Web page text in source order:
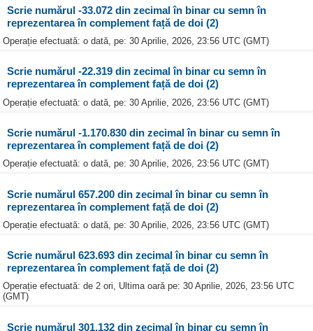
Scrie numărul -33.072 din zecimal în binar cu semn în
reprezentarea în complement față de doi (2)
Operație efectuată: o dată, pe: 30 Aprilie, 2026, 23:56 UTC (GMT)
Scrie numărul -22.319 din zecimal în binar cu semn în
reprezentarea în complement față de doi (2)
Operație efectuată: o dată, pe: 30 Aprilie, 2026, 23:56 UTC (GMT)
Scrie numărul -1.170.830 din zecimal în binar cu semn în
reprezentarea în complement față de doi (2)
Operație efectuată: o dată, pe: 30 Aprilie, 2026, 23:56 UTC (GMT)
Scrie numărul 657.200 din zecimal în binar cu semn în
reprezentarea în complement față de doi (2)
Operație efectuată: o dată, pe: 30 Aprilie, 2026, 23:56 UTC (GMT)
Scrie numărul 623.693 din zecimal în binar cu semn în
reprezentarea în complement față de doi (2)
Operație efectuată: de 2 ori, Ultima oară pe: 30 Aprilie, 2026, 23:56 UTC
(GMT)
Scrie numărul 301.132 din zecimal în binar cu semn în